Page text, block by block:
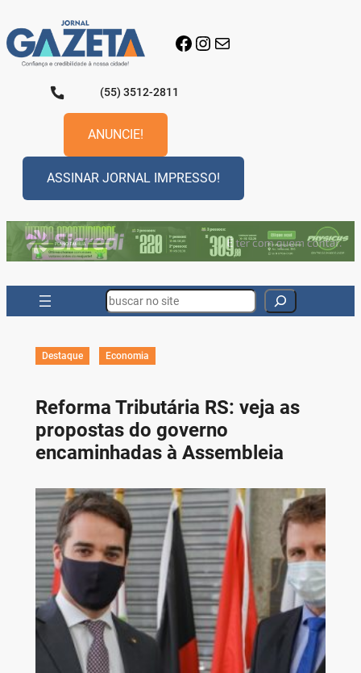
para
o
conteúdo
Facebook
Instagram
E-mail
(55) 3512-2811
ANUNCIE!
ASSINAR JORNAL IMPRESSO!
Search
Destaque Economia
Reforma Tributária RS: veja as
propostas do governo
encaminhadas à Assembleia